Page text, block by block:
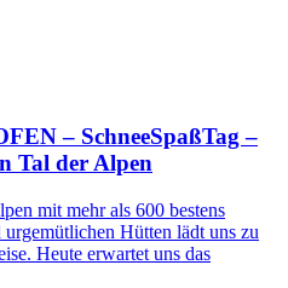
– SchneeSpaßTag –
Tal der Alpen
mit mehr als 600 bestens
Hütten lädt uns zu
Heute erwartet uns das